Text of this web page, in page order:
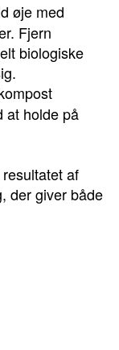
øje med
Fjern
biologiske
at holde på
af
der giver både